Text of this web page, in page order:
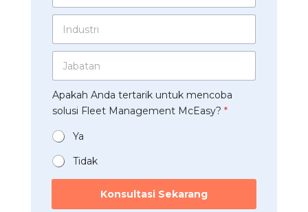
t
A
p
*
*
r
a
a
n
*
I
d
r
i
J
b
a
t
n
Apakah Anda tertarik untuk mencoba
solusi Fleet Management McEasy? *
Ya
Tidak
s
l
Konsultasi Sekarang